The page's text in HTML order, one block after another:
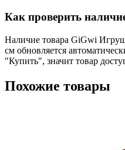
Как проверить
Наличие товара GiGwi
см обновляется
"Купить", значит товар
Похожие товары